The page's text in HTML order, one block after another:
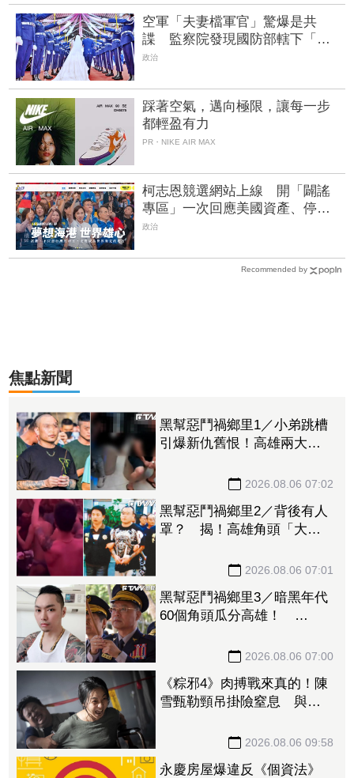
空軍「夫妻檔軍官」驚爆是共
諜 監察院發現國防部轄下「這
麼多漏洞」 | FTNN 新聞網
政治
踩著空氣，邁向極限，讓每一步
都輕盈有力
PR・NIKE AIR MAX
柯志恩競選網站上線 開「闢謠
專區」一次回應美國資產、停大
港開唱、擋高雄預算質疑
政治
Recommended by
焦點新聞
黑幫惡鬥禍鄉里1／小弟跳槽
引爆新仇舊恨！高雄兩大角
2026.08.06 07:02
黑幫惡鬥禍鄉里2／背後有人
罩？ 揭！高雄角頭「大漢
2026.08.06 07:01
黑幫惡鬥禍鄉里3／暗黑年代
60個角頭瓜分高雄！
局長南下逮人 2026.08.06 07:00
《粽邪4》肉搏戰來真的！陳
雪甄勒頸吊掛險窒息 與許
2026.08.06 09:58
永慶房屋爆違反《個資法》